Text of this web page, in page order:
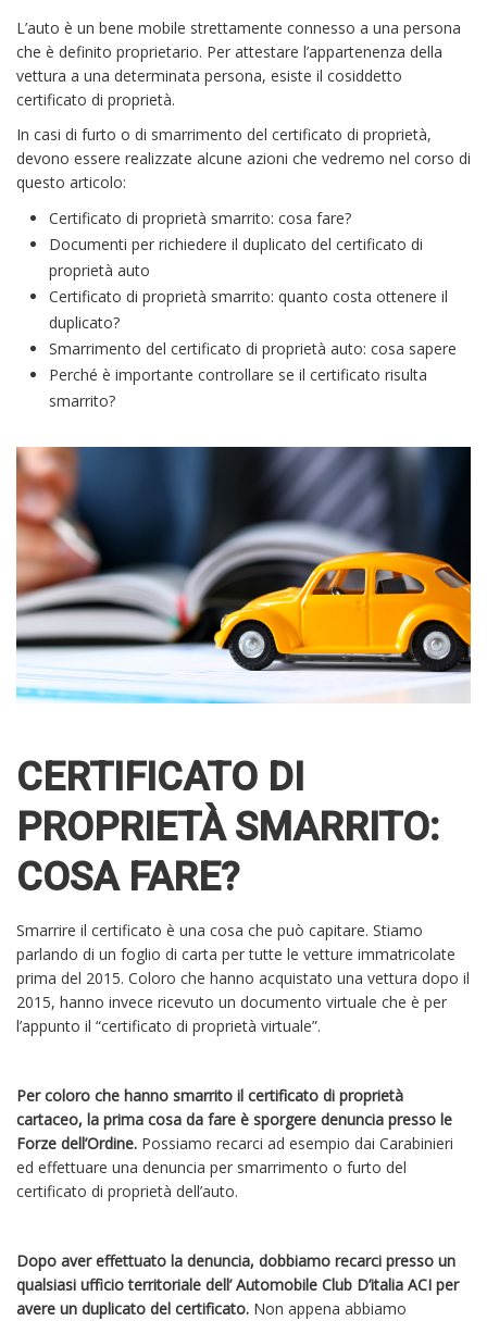
L’auto è un bene mobile strettamente connesso a una persona
che è definito proprietario. Per attestare l’appartenenza della
vettura a una determinata persona, esiste il cosiddetto
certificato di proprietà.
In casi di furto o di smarrimento del certificato di proprietà,
devono essere realizzate alcune azioni che vedremo nel corso di
questo articolo:
Certificato di proprietà smarrito: cosa fare?
Documenti per richiedere il duplicato del certificato di
proprietà auto
Certificato di proprietà smarrito: quanto costa ottenere il
duplicato?
Smarrimento del certificato di proprietà auto: cosa sapere
Perché è importante controllare se il certificato risulta
smarrito?
CERTIFICATO DI
PROPRIETÀ SMARRITO:
COSA FARE?
Smarrire il certificato è una cosa che può capitare. Stiamo
parlando di un foglio di carta per tutte le vetture immatricolate
prima del 2015. Coloro che hanno acquistato una vettura dopo il
2015, hanno invece ricevuto un documento virtuale che è per
l’appunto il “certificato di proprietà virtuale”.
Per coloro che hanno smarrito il certificato di proprietà
cartaceo, la prima cosa da fare è sporgere denuncia presso le
Forze dell’Ordine. Possiamo recarci ad esempio dai Carabinieri
ed effettuare una denuncia per smarrimento o furto del
certificato di proprietà dell’auto.
Dopo aver effettuato la denuncia, dobbiamo recarci presso un
qualsiasi ufficio territoriale dell’ Automobile Club D’italia ACI per
avere un duplicato del certificato. Non appena abbiamo